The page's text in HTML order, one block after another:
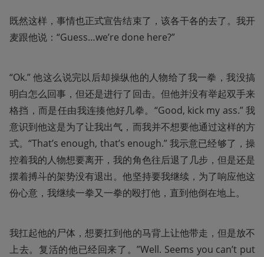
既然这样，事情也正式宣告结束了，该各干各的去了。我开
麦跟他说：“Guess…we’re done here?”
“Ok.” 他这么说完以后却操纵他的人物给了我一拳，我没搞
明白怎么回事，但还是进行了回击。但他并没有举起双手来
格挡，而是任由我连揍他好几拳。“Good, kick my ass.” 我
意识到他这是为了让我出气，而我并不想要他通过这样的方
式。“That’s enough, that’s enough.” 我示意已经够了，操
控着我的人物想要离开，我的角色往后退了几步，但是还是
摆着搏斗的架势没有退出。他坚持要我继续，为了响应他这
份心意，我继续一拳又一拳的殴打他，直到他倒在地上。
我扛起他的尸体，想要扛到他的马背上让他带走，但是放不
上去。复活的他已经回来了。”Well. Seems you can’t put